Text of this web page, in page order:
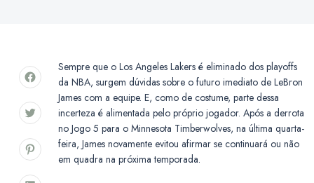
Sempre que o Los Angeles Lakers é eliminado dos playoffs
da NBA, surgem dúvidas sobre o futuro imediato de LeBron
James com a equipe. E, como de costume, parte dessa
incerteza é alimentada pelo próprio jogador. Após a derrota
no Jogo 5 para o Minnesota Timberwolves, na última quarta-
feira, James novamente evitou afirmar se continuará ou não
em quadra na próxima temporada.